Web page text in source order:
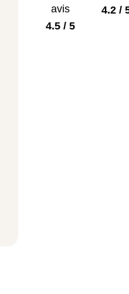
avis
4.5 / 5
4.2 /